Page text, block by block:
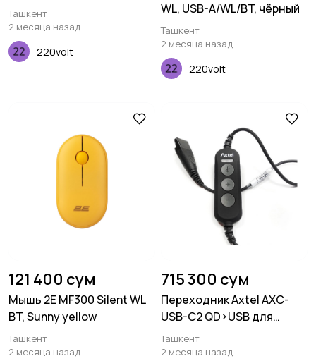
Ташкент
2 месяца назад
220volt
WL, USB-A/WL/BT, чёрный
Ташкент
2 месяца назад
220volt
121 400 сум
Мышь 2E MF300 Silent WL
BT, Sunny yellow
Ташкент
2 месяца назад
715 300 сум
Переходник Axtel AXC-
USB-C2 QD>USB для
подключения к
компьютеру
Ташкент
2 месяца назад